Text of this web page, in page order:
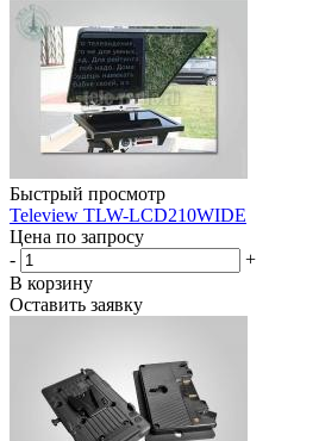
Быстрый просмотр
Teleview TLW-LCD210WIDE
Цена по запросу
-
+
В корзину
Оставить заявку